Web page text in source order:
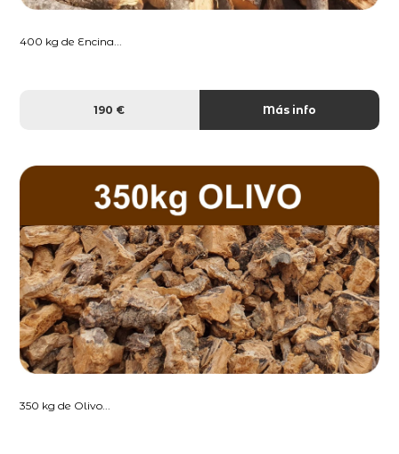
400 kg de Encina...
190 € Más info
350 kg de Olivo...